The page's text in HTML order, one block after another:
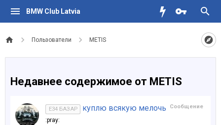
BMW Club Latvia
Пользователи METIS
Недавнее содержимое от METIS
Сообщение
E34 БАЗАР куплю всякую мелочь
:pray: